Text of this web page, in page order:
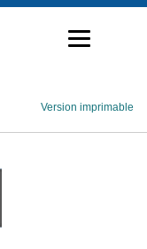
Version imprimable